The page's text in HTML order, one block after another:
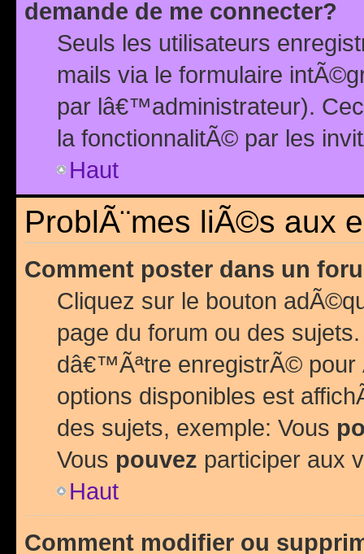
demande de me connecter?
Seuls les utilisateurs
mails via le formulaire
par lâ€™administrateur).
la fonctionnalitÃ© par les
Haut
ProblÃ¨mes liÃ©s aux
Comment poster dans un
Cliquez sur le bouton
page du forum ou des
dâ€™Ãªtre enregistrÃ©
options disponibles est
des sujets, exemple: Vous
Vous pouvez participer aux
Haut
Comment modifier ou